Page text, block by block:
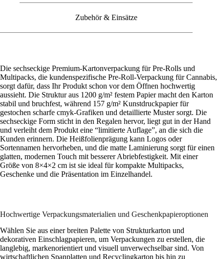
Zubehör & Einsätze
Die sechseckige Premium-Kartonverpackung für Pre-Rolls und
Multipacks, die kundenspezifische Pre-Roll-Verpackung für Cannabis,
sorgt dafür, dass Ihr Produkt schon vor dem Öffnen hochwertig
aussieht. Die Struktur aus 1200 g/m² festem Papier macht den Karton
stabil und bruchfest, während 157 g/m² Kunstdruckpapier für
gestochen scharfe cmyk-Grafiken und detaillierte Muster sorgt. Die
sechseckige Form sticht in den Regalen hervor, liegt gut in der Hand
und verleiht dem Produkt eine “limitierte Auflage”, an die sich die
Kunden erinnern. Die Heißfolienprägung kann Logos oder
Sortennamen hervorheben, und die matte Laminierung sorgt für einen
glatten, modernen Touch mit besserer Abriebfestigkeit. Mit einer
Größe von 8×4×2 cm ist sie ideal für kompakte Multipacks,
Geschenke und die Präsentation im Einzelhandel.
Hochwertige Verpackungsmaterialien und Geschenkpapieroptionen
Wählen Sie aus einer breiten Palette von Strukturkarton und
dekorativen Einschlagpapieren, um Verpackungen zu erstellen, die
langlebig, markenorientiert und visuell unverwechselbar sind. Von
wirtschaftlichen Spanplatten und Recyclingkarton bis hin zu